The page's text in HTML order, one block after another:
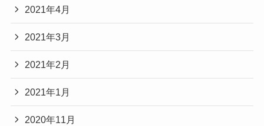
2021年4月
2021年3月
2021年2月
2021年1月
2020年11月